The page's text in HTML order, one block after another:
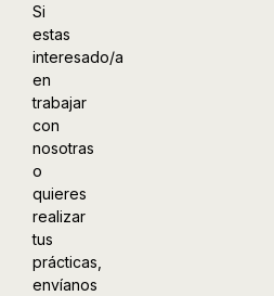
Si
estas
interesado/a
en
trabajar
con
nosotras
o
quieres
realizar
tus
prácticas,
envíanos